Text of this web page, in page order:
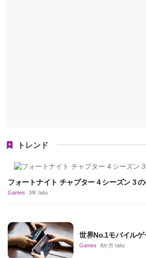
トレンド
フォートナイト チャプター 4 シーズン 3
Games 3年 lalu
世界No.1モバイルゲ
Games 8か月 lalu